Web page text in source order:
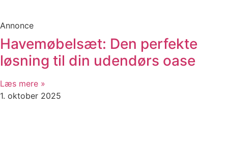
Annonce
Havemøbelsæt: Den perfekte
løsning til din udendørs oase
Læs mere »
1. oktober 2025